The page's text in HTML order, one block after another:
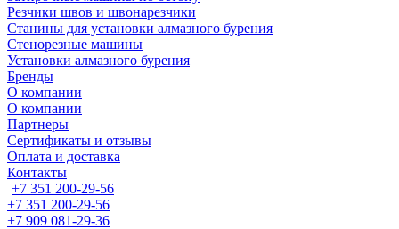
Резчики швов и швонарезчики
Станины для установки алмазного бурения
Стенорезные машины
Установки алмазного бурения
Бренды
О компании
О компании
Партнеры
Cертификаты и отзывы
Оплата и доставка
Контакты
+7 351 200-29-56
+7 351 200-29-56
+7 909 081-29-36